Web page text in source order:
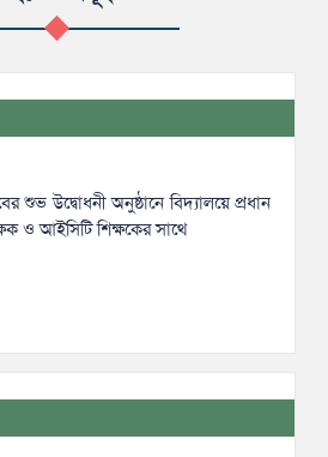
শুভ উদ্বোধনী অনুষ্ঠানে বিদ্যালয়ে প্রধান
ও আইসিটি শিক্ষকের সাথে